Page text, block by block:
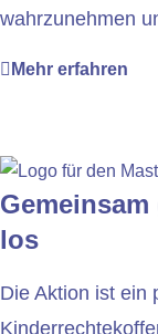
wahrzunehmen
Mehr erfahren
los
Die Aktion ist ein